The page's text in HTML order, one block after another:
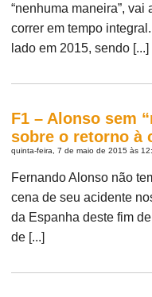
“nenhuma maneira”,
correr em tempo
lado em 2015, sendo [...]
F1 – Alonso sem
sobre o retorno à
quinta-feira, 7 de maio de 2015 às
Fernando Alonso não
cena de seu acidente
da Espanha deste fim
de [...]